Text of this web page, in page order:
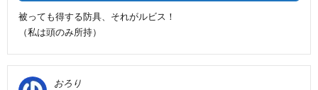
被っても得する防具、それがルビス！
（私は頭のみ所持）
おろり